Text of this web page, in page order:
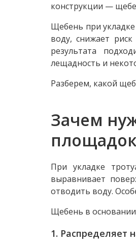
конструкции —
Щебень при укладке
воду, снижает
результата
лещадность и
Разберем, какой
Зачем
При укладке
выравнивает
отводить воду.
Щебень в
1. Распределяет